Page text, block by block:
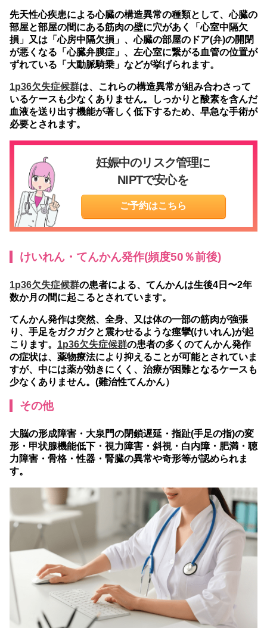
先天性心疾患による心臓の構造異常の種類として、心臓の
部屋と部屋の間にある筋肉の壁に穴があく「心室中隔欠
損」又は「心房中隔欠損」、心臓の部屋のドア(弁)の開閉
が悪くなる「心臓弁膜症」、左心室に繋がる血管の位置が
ずれている「大動脈騎乗」などが挙げられます。
1p36欠失症候群は、これらの構造異常が組み合わさって
いるケースも少なくありません。しっかりと酸素を含んだ
血液を送り出す機能が著しく低下するため、早急な手術が
必要とされます。
妊娠中のリスク管理に
NIPTで安心を
ご予約はこちら
けいれん・てんかん発作(頻度50％前後)
1p36欠失症候群の患者による、てんかんは生後4日〜2年
数か月の間に起こるとされています。
てんかん発作は突然、全身、又は体の一部の筋肉が強張
り、手足をガクガクと震わせるような痙攣(けいれん)が起
こります。 1p36欠失症候群の患者の多くのてんかん発作
の症状は、薬物療法により抑えることが可能とされていま
すが、中には薬が効きにくく、治療が困難となるケースも
少なくありません。(難治性てんかん）
その他
大脳の形成障害・大泉門の閉鎖遅延・指趾(手足の指)の変
形・甲状腺機能低下・視力障害・斜視・白内障・肥満・聴
力障害・骨格・性器・腎臓の異常や奇形等が認められま
す。